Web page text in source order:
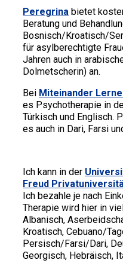
Peregrina bietet
Beratung und
Bosnisch/Kroatisch/
für asylberechtigte
Jahren auch in
Dolmetscherin) an.
Bei Miteinander
es Psychotherapie in
Türkisch und Englisch.
es auch in Dari, Farsi
Ich kann in der
Freud
Ich bezahle je nach
Therapie wird hier in
Albanisch,
Kroatisch, Cebuano/
Persisch/Farsi/Dari,
Georgisch, Hebräisch,